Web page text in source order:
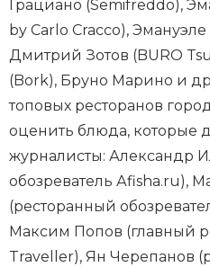
Грациано (Semifreddo),
by Carlo Cracco),
Дмитрий Зотов (BURO
(Bork), Бруно Марино и
топовых ресторанов
оценить блюда, которые
журналисты: Александр
обозреватель Аfisha.ru),
(ресторанный
Максим Попов (главный
Traveller), Ян Черепанов